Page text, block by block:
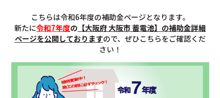
こちらは令和6年度の補助金ページとなります。
新たに令和7年度の 【大阪府 大阪市 蓄電池】の補助金詳細
ページを公開しておりますので、ぜひこちらをご確認くだ
さい！